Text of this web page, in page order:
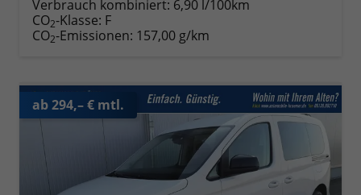
Verbrauch kombiniert: 6,90 l/100km
CO2-Klasse: F
CO2-Emissionen: 157,00 g/km
ab 294,– € mtl.